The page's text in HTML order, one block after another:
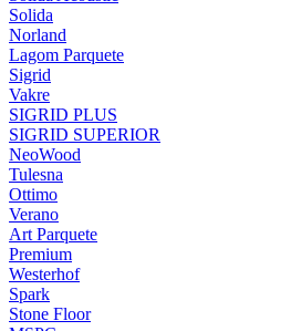
Solida
Norland
Lagom Parquete
Sigrid
Vakre
SIGRID PLUS
SIGRID SUPERIOR
NeoWood
Tulesna
Ottimo
Verano
Art Parquete
Premium
Westerhof
Spark
Stone Floor